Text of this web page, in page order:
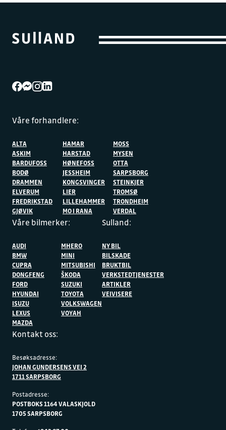
Våre forhandlere:
ALTA
ASKIM
BARDUFOSS
BODØ
DRAMMEN
ELVERUM
FREDRIKSTAD
GJØVIK
HAMAR
HARSTAD
HØNEFOSS
JESSHEIM
KONGSVINGER
LIER
LILLEHAMMER
MO I RANA
MOSS
MYSEN
OTTA
SARPSBORG
STEINKJER
TROMSØ
TRONDHEIM
VERDAL
Våre bilmerker:
AUDI
BMW
CUPRA
DONGFENG
FORD
HYUNDAI
ISUZU
LEXUS
MAZDA
MHERO
MINI
MITSUBISHI
ŠKODA
SUZUKI
TOYOTA
VOLKSWAGEN
VOYAH
Sulland:
NY BIL
BILSKADE
BRUKTBIL
VERKSTEDTJENESTER
ARTIKLER
VEIVISERE
Kontakt oss:
Besøksadresse:
JOHAN GUNDERSENS VEI 2
1711 SARPSBORG
Postadresse:
POSTBOKS 1164 VALASKJOLD
1705 SARPSBORG